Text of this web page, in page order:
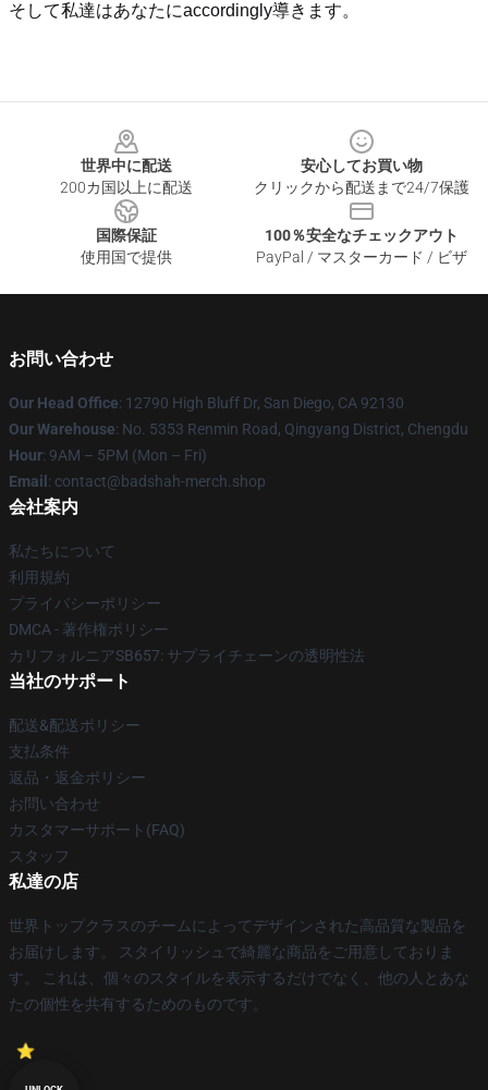
そして私達はあなたにaccordingly導きます。
世界中に配送
200カ国以上に配送
安心してお買い物
クリックから配送まで24/7保護
国際保証
使用国で提供
100％安全なチェックアウト
PayPal / マスターカード / ビザ
お問い合わせ
Our Head Office: 12790 High Bluff Dr, San Diego, CA 92130
Our Warehouse: No. 5353 Renmin Road, Qingyang District, Chengdu
Hour: 9AM – 5PM (Mon – Fri)
Email : contact@badshah-merch.shop
会社案内
私たちについて
利用規約
プライバシーポリシー
DMCA - 著作権ポリシー
カリフォルニアSB657: サプライチェーンの透明性法
当社のサポート
配送&配送ポリシー
支払条件
返品・返金ポリシー
お問い合わせ
カスタマーサポート(FAQ)
スタッフ
私達の店
世界トップクラスのチームによってデザインされた高品質な製品を
お届けします。 スタイリッシュで綺麗な商品をご用意しておりま
す。 これは、個々のスタイルを表示するだけでなく、他の人とあな
たの個性を共有するためのものです。